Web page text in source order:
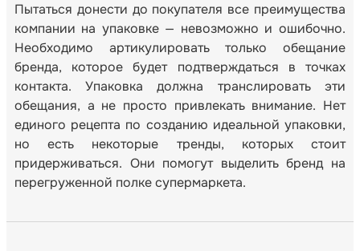
Пытаться донести до покупателя все преимущества
компании на упаковке — невозможно и ошибочно.
Необходимо артикулировать только обещание
бренда, которое будет подтверждаться в точках
контакта. Упаковка должна транслировать эти
обещания, а не просто привлекать внимание. Нет
единого рецепта по созданию идеальной упаковки,
но есть некоторые тренды, которых стоит
придерживаться. Они помогут выделить бренд на
перегруженной полке супермаркета.